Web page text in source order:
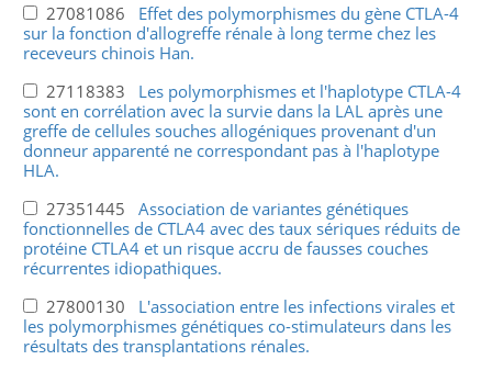
27081086 Effet des polymorphismes du gène CTLA-4
sur la fonction d'allogreffe rénale à long terme chez les
receveurs chinois Han.
27118383 Les polymorphismes et l'haplotype CTLA-4
sont en corrélation avec la survie dans la LAL après une
greffe de cellules souches allogéniques provenant d'un
donneur apparenté ne correspondant pas à l'haplotype
HLA.
27351445 Association de variantes génétiques
fonctionnelles de CTLA4 avec des taux sériques réduits de
protéine CTLA4 et un risque accru de fausses couches
récurrentes idiopathiques.
27800130 L'association entre les infections virales et
les polymorphismes génétiques co-stimulateurs dans les
résultats des transplantations rénales.